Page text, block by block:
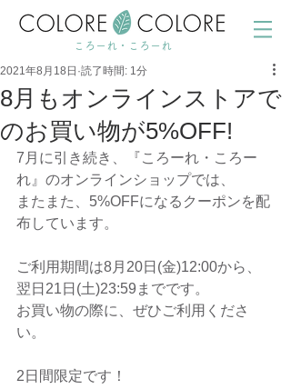
ころーれ・ころーれ
8月もオンラインストアで
のお買い物が5%OFF!
2021年8月18日 読了時間: 1分
7月に引き続き、『ころーれ・ころー
れ』のオンラインショップでは、
またまた、5%OFFになるクーポンを配
布しています。
ご利用期間は8月20日(金)12:00から、
翌日21日(土)23:59までです。
お買い物の際に、ぜひご利用くださ
い。
2日間限定です！